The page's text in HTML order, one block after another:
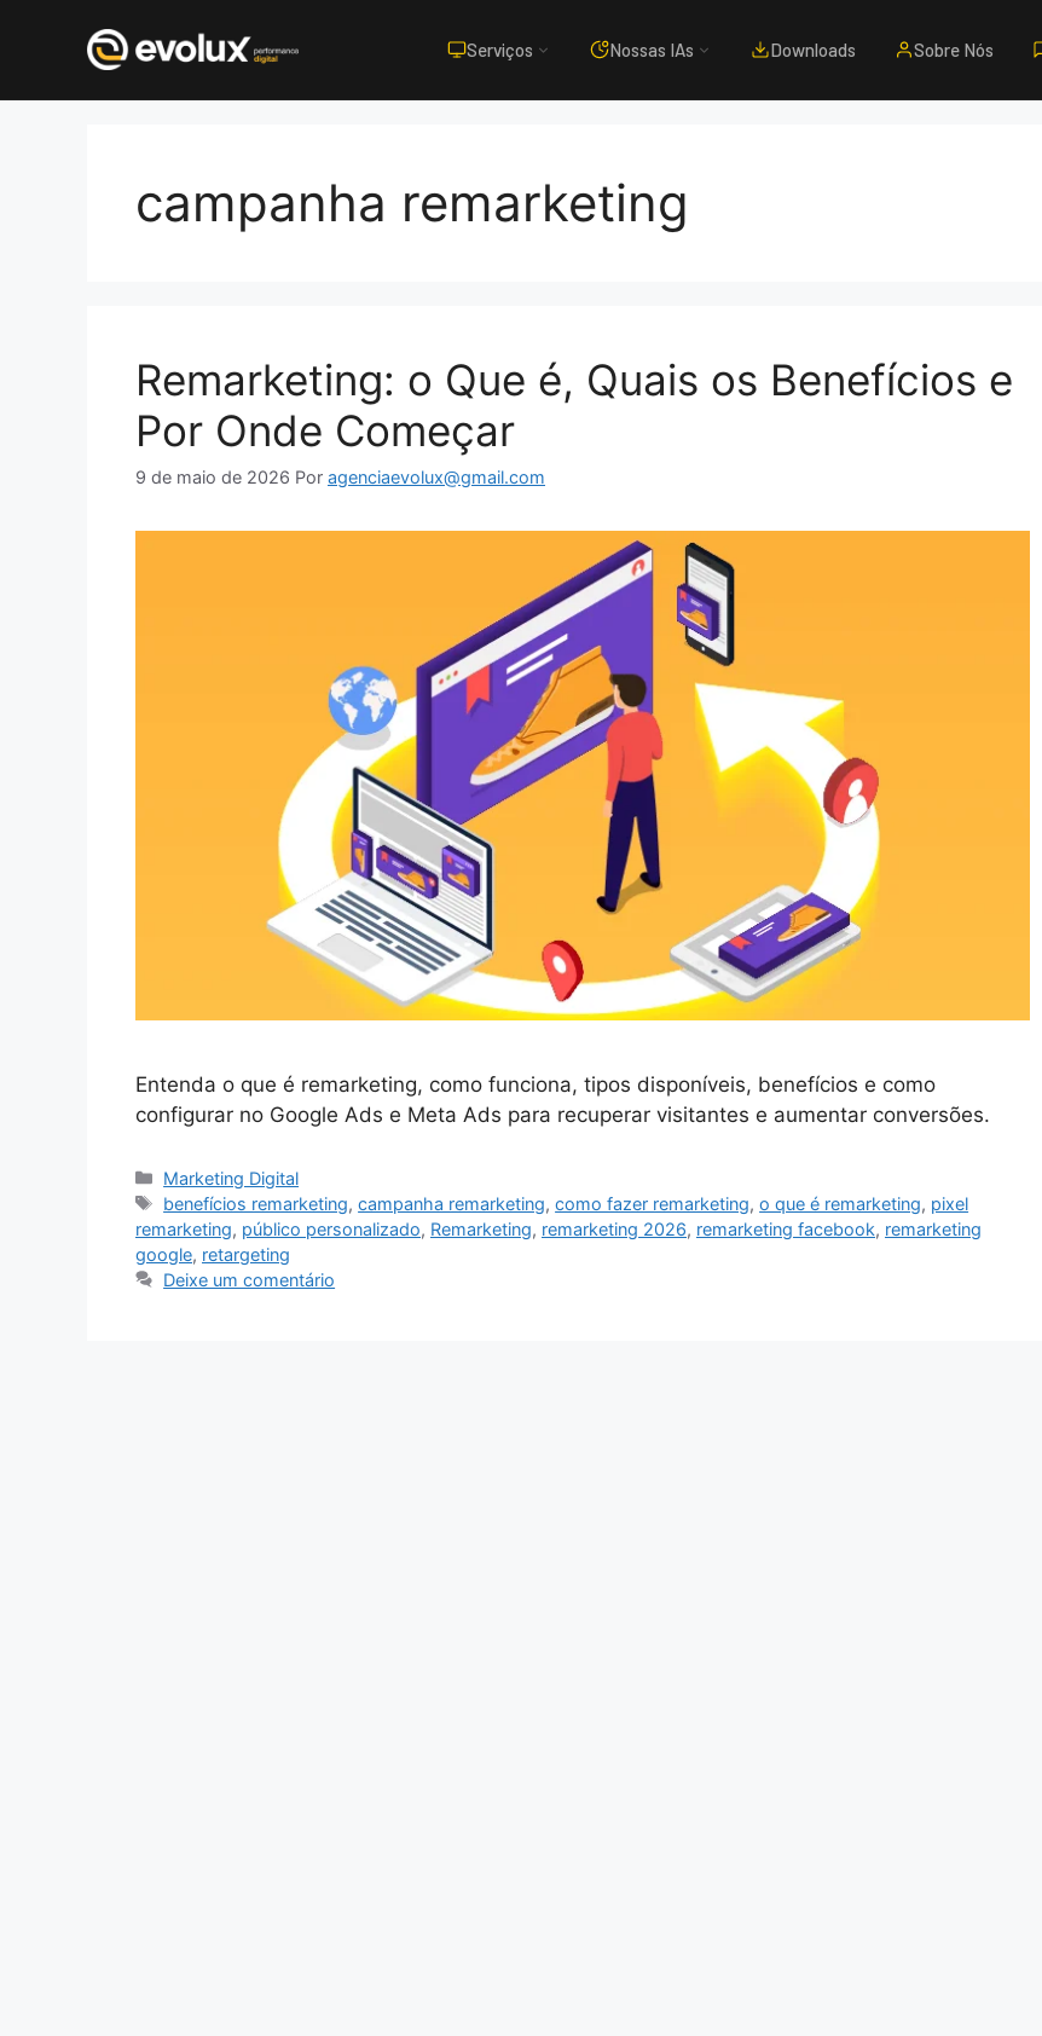
Serviços Nossas IAs Downloads Sobre Nós
campanha remarketing
Remarketing: o Que é, Quais os Benefícios e
Por Onde Começar
9 de maio de 2026 Por agenciaevolux@gmail.com
Entenda o que é remarketing, como funciona, tipos disponíveis, benefícios e como
configurar no Google Ads e Meta Ads para recuperar visitantes e aumentar conversões.
Categorias
Marketing Digital
Tags
benefícios remarketing,campanha remarketing,como fazer remarketing,o que é remarketing, pixel
remarketing, público personalizado, Remarketing, remarketing 2026, remarketing facebook, remarketing
google, retargeting
Deixe um comentário